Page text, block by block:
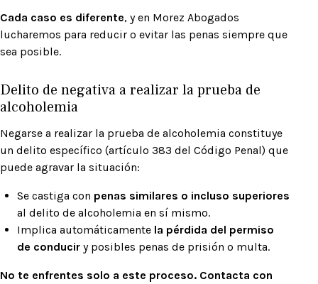
Cada caso es diferente, y en Morez Abogados
lucharemos para reducir o evitar las penas siempre que
sea posible.
Delito de negativa a realizar la prueba de
alcoholemia
Negarse a realizar la prueba de alcoholemia constituye
un delito específico (artículo 383 del Código Penal) que
puede agravar la situación:
Se castiga con penas similares o incluso superiores
al delito de alcoholemia en sí mismo.
Implica automáticamente la pérdida del permiso
de conducir y posibles penas de prisión o multa.
No te enfrentes solo a este proceso. Contacta con